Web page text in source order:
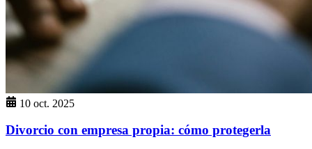
10 oct. 2025
Divorcio con empresa propia: cómo protegerla